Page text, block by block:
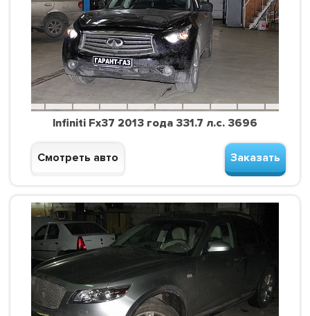
Infiniti Fx37 2013 года 331.7 л.с. 3696
Смотреть авто Заказать